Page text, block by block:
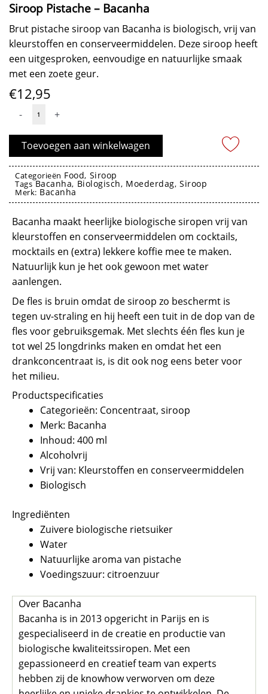
Siroop Pistache – Bacanha
Brut pistache siroop van Bacanha is biologisch, vrij van
kleurstoffen en conserveermiddelen. Deze siroop heeft
een uitgesproken, eenvoudige en natuurlijke smaak
met een zoete geur.
€12,95
-
Siroop
Bacanha
aantal
+
Toevoegen aan winkelwagen
Categorieën Food, Siroop
Tags Bacanha, Biologisch, Moederdag,Siroop
Merk: Bacanha
Bacanha maakt heerlijke biologische siropen vrij van
kleurstoffen en conserveermiddelen om cocktails,
mocktails en (extra) lekkere koffie mee te maken.
Natuurlijk kun je het ook gewoon met water
aanlengen.
De fles is bruin omdat de siroop zo beschermt is
tegen uv-straling en hij heeft een tuit in de dop van de
fles voor gebruiksgemak. Met slechts één fles kun je
tot wel 25 longdrinks maken en omdat het een
drankconcentraat is, is dit ook nog eens beter voor
het milieu.
Productspecificaties
Categorieën: Concentraat, siroop
Merk: Bacanha
Inhoud: 400 ml
Alcoholvrij
Vrij van: Kleurstoffen en conserveermiddelen
Biologisch
Ingrediënten
Zuivere biologische rietsuiker
Water
Natuurlijke aroma van pistache
Voedingszuur: citroenzuur
Over Bacanha
Bacanha is in 2013 opgericht in Parijs en is
gespecialiseerd in de creatie en productie van
biologische kwaliteitssiropen. Met een
gepassioneerd en creatief team van experts
hebben zij de knowhow verworven om deze